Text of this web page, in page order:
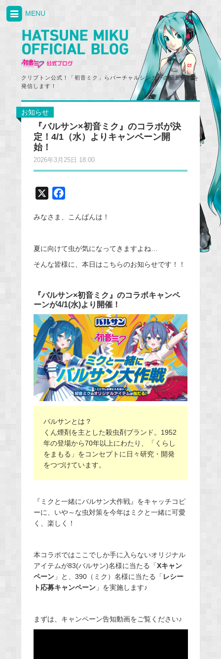
クリプトン公式！「初音ミク」らバーチャルシンガーの最新情報を
発信します！
MENU
お知らせ
『バルサン×初音ミク』のコラボが決
定！4/1（水）よりキャンペーン開
始！
2026年3月25日 18:00
c
b
o
みなさま、こんばんは！
夏に向けて虫が気になってきますよね…
そんな皆様に、本日はこちらのお知らせです！！
『バルサン×初音ミク』のコラボキャンペ
ーンが4/1(水)より開催！
バルサンとは？
くん煙剤を主とした殺虫剤ブランド。1952
年の登場から70年以上にわたり、「くらし
をまもる」をコンセプトに日々研究・開発
をつづけています。
『ミクと一緒にバルサン大作戦』をキャッチコピ
ーに、いや～な虫対策を今年はミクと一緒に可愛
く、楽しく！
本コラボではここでしか手に入らないオリジナル
アイテムが83(バルサン)名様に当たる「Xキャン
ペーン」と、390（ミク）名様に当たる「 レシー
ト応募キャンペーン」を実施します♪
まずは、キャンペーン告知動画をご覧ください♪